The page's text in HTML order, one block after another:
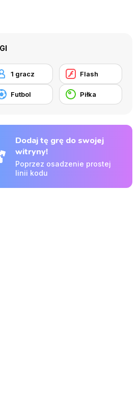
1 gracz Flash
Futbol Piłka
Dodaj tę grę do swojej
witryny!
Poprzez osadzenie prostej
linii kodu